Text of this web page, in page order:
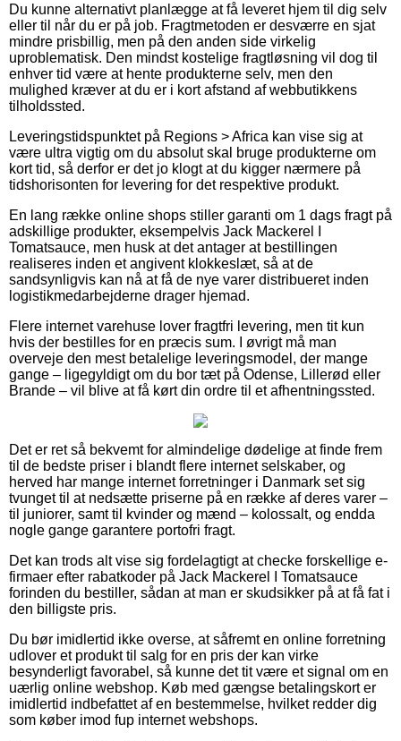
Du kunne alternativt planlægge at få leveret hjem til dig selv
eller til når du er på job. Fragtmetoden er desværre en sjat
mindre prisbillig, men på den anden side virkelig
uproblematisk. Den mindst kostelige fragtløsning vil dog til
enhver tid være at hente produkterne selv, men den
mulighed kræver at du er i kort afstand af webbutikkens
tilholdssted.
Leveringstidspunktet på Regions > Africa kan vise sig at
være ultra vigtig om du absolut skal bruge produkterne om
kort tid, så derfor er det jo klogt at du kigger nærmere på
tidshorisonten for levering for det respektive produkt.
En lang række online shops stiller garanti om 1 dags fragt på
adskillige produkter, eksempelvis Jack Mackerel I
Tomatsauce, men husk at det antager at bestillingen
realiseres inden et angivent klokkeslæt, så at de
sandsynligvis kan nå at få de nye varer distribueret inden
logistikmedarbejderne drager hjemad.
Flere internet varehuse lover fragtfri levering, men tit kun
hvis der bestilles for en præcis sum. I øvrigt må man
overveje den mest betalelige leveringsmodel, der mange
gange – ligegyldigt om du bor tæt på Odense, Lillerød eller
Brande – vil blive at få kørt din ordre til et afhentningssted.
Det er ret så bekvemt for almindelige dødelige at finde frem
til de bedste priser i blandt flere internet selskaber, og
herved har mange internet forretninger i Danmark set sig
tvunget til at nedsætte priserne på en række af deres varer –
til juniorer, samt til kvinder og mænd – kolossalt, og endda
nogle gange garantere portofri fragt.
Det kan trods alt vise sig fordelagtigt at checke forskellige e-
firmaer efter rabatkoder på Jack Mackerel I Tomatsauce
forinden du bestiller, sådan at man er skudsikker på at få fat i
den billigste pris.
Du bør imidlertid ikke overse, at såfremt en online forretning
udlover et produkt til salg for en pris der kan virke
besynderligt favorabel, så kunne det tit være et signal om en
uærlig online webshop. Køb med gængse betalingskort er
imidlertid indbefattet af en bestemmelse, hvilket redder dig
som køber imod fup internet webshops.